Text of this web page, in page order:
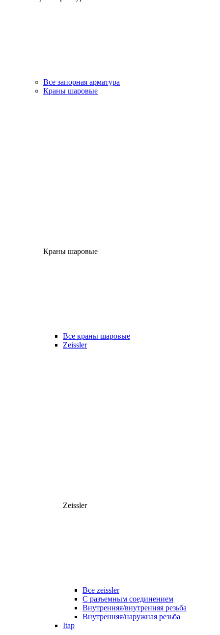
Все запорная арматура
Краны шаровые
Краны шаровые
Все краны шаровые
Zeissler
Zeissler
Все zeissler
С разъемным соединением
Внутренняя/внутренняя резьба
Внутренняя/наружная резьба
Itap